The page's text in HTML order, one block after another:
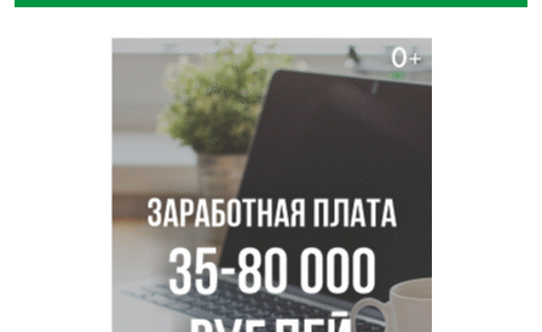
Новосибирские хирурги спасли сердце восьмиклассницы
с донорским клапаном
Более тысячи новосибирцев открыли День
физкультурника на набережной
Губернатор Андрей Травников подравил новосибирцев с
Днем физкультурника